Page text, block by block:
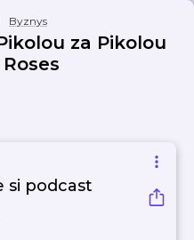
Byznys
za Pikolou
si podcast